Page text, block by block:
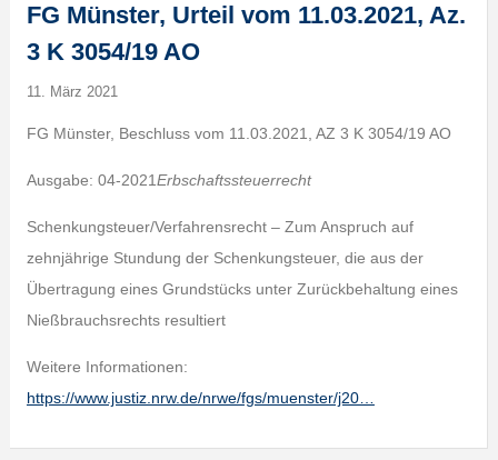
FG Münster, Urteil vom 11.03.2021, Az.
3 K 3054/19 AO
11. März 2021
FG Münster, Beschluss vom 11.03.2021, AZ 3 K 3054/19 AO
Ausgabe: 04-2021Erbschaftssteuerrecht
Schenkungsteuer/Verfahrensrecht – Zum Anspruch auf
zehnjährige Stundung der Schenkungsteuer, die aus der
Übertragung eines Grundstücks unter Zurückbehaltung eines
Nießbrauchsrechts resultiert
Weitere Informationen:
https://www.justiz.nrw.de/nrwe/fgs/muenster/j20…